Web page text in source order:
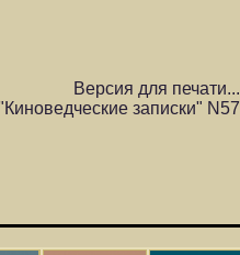
Версия для печати...
записки" N57